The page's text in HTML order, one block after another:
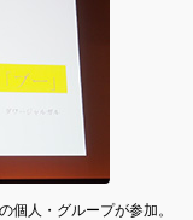
人・グループが参加。